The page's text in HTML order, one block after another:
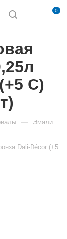
0
С)
— Эмали
Dali-Décor (+5